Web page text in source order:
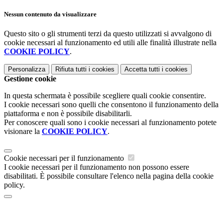
Nessun contenuto da visualizzare
Questo sito o gli strumenti terzi da questo utilizzati si avvalgono di
cookie necessari al funzionamento ed utili alle finalità illustrate nella
COOKIE POLICY.
Personalizza Rifiuta tutti i cookies Accetta tutti i cookies
Gestione cookie
In questa schermata è possibile scegliere quali cookie consentire.
I cookie necessari sono quelli che consentono il funzionamento della
piattaforma e non è possibile disabilitarli.
Per conoscere quali sono i cookie necessari al funzionamento potete
visionare la COOKIE POLICY.
Cookie necessari per il funzionamento
I cookie necessari per il funzionamento non possono essere
disabilitati. È possibile consultare l'elenco nella pagina della cookie
policy.